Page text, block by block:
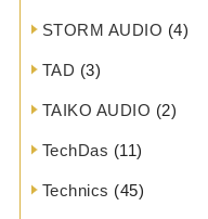
STORM AUDIO (4)
TAD (3)
TAIKO AUDIO (2)
TechDas (11)
Technics (45)